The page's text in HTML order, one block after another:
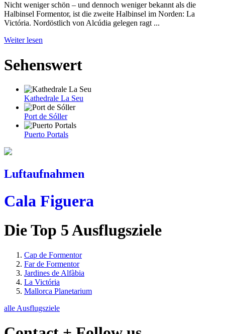
Nicht weniger schön – und dennoch weniger bekannt als die
Halbinsel Formentor, ist die zweite Halbinsel im Norden: La
Victória. Nordöstlich von Alcúdia gelegen ragt ...
Weiter lesen
Sehenswert
Kathedrale La Seu
Port de Sóller
Puerto Portals
Luftaufnahmen
Cala Figuera
Die Top 5 Ausflugsziele
Cap de Formentor
Far de Formentor
Jardines de Alfàbia
La Victória
Mallorca Planetarium
alle Ausflugsziele